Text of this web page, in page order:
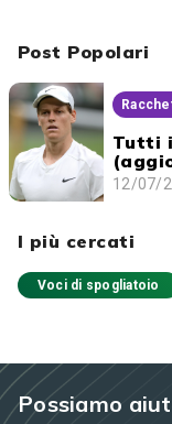
Post Popolari
Tutti
12/07/
I più cercati
Voci di spogliatoio
Possiamo